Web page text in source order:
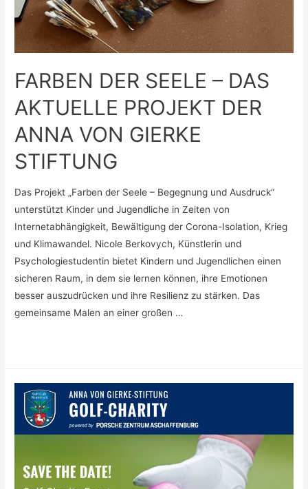
FARBEN DER SEELE – DAS
AKTUELLE PROJEKT DER
ANNA VON GIERKE
STIFTUNG
Das Projekt „Farben der Seele – Begegnung und Ausdruck“
unterstützt Kinder und Jugendliche in Zeiten von
Internetabhängigkeit, Bewältigung der Corona-Isolation, Krieg
und Klimawandel. Nicole Berkovych, Künstlerin und
Psychologiestudentin bietet Kindern und Jugendlichen einen
sicheren Raum, in dem sie lernen können, ihre Emotionen
besser auszudrücken und ihre Resilienz zu stärken. Das
gemeinsame Malen an einer großen …
DAS
AKTUELLE
DER
ANNA